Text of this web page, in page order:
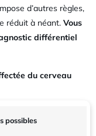
d’autres règles,
réduit à néant. Vous
différentiel
du cerveau
possibles